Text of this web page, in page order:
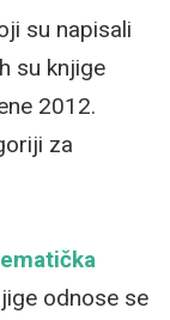
su napisali
su knjige
2012.
za
odnose se